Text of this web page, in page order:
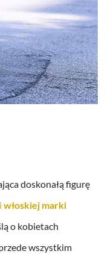
doskonałą figurę
włoskiej marki
o kobietach
wszystkim